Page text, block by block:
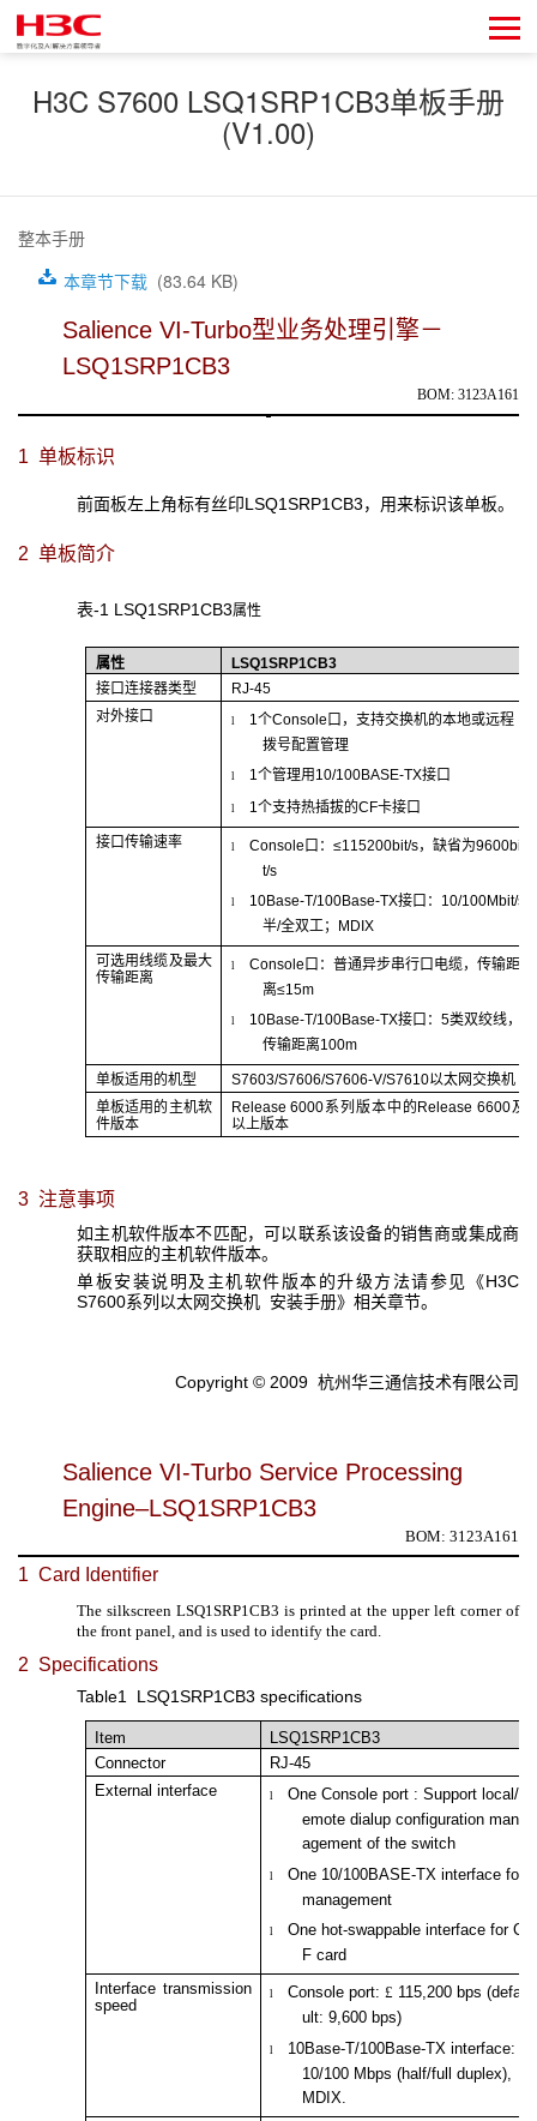
H3C S7600 LSQ1SRP1CB3单板手册
(V1.00)
整本手册
本章节下载 (83.64 KB)
Salience VI-Turbo型业务处理引擎－
LSQ1SRP1CB3
BOM: 3123A161
1 单板标识
前面板左上角标有丝印LSQ1SRP1CB3，用来标识该单板。
2 单板简介
表-1 LSQ1SRP1CB3属性
属性
LSQ1SRP1CB3
接口连接器类型
RJ-45
对外接口
l
1个Console口，支持交换机的本地或远程
拨号配置管理
l 1个管理用10/100BASE-TX接口
l 1个支持热插拔的CF卡接口
接口传输速率 l
Console口：≤115200bit/s，缺省为9600bi
t/s
l
10Base-T/100Base-TX接口：10/100Mbit/s
半/全双工；MDIX
可选用线缆及最大
传输距离
l
Console口：普通异步串行口电缆，传输距
离≤15m
l
10Base-T/100Base-TX接口：5类双绞线，
传输距离100m
单板适用的机型
S7603/S7606/S7606-V/S7610以太网交换机
单板适用的主机软
件版本
Release 6000系列版本中的Release 6600及
以上版本
3 注意事项
如主机软件版本不匹配，可以联系该设备的销售商或集成商
获取相应的主机软件版本。
单板安装说明及主机软件版本的升级方法请参见《H3C
S7600系列以太网交换机 安装手册》相关章节。
Copyright © 2009 杭州华三通信技术有限公司
Salience VI-Turbo Service Processing
Engine–LSQ1SRP1CB3
BOM: 3123A161
1 Card Identifier
The silkscreen LSQ1SRP1CB3 is printed at the upper left corner of
the front panel, and is used to identify the card.
2 Specifications
Table1 LSQ1SRP1CB3 specifications
Item
LSQ1SRP1CB3
Connector
RJ-45
External interface
l
One Console port : Support local/r
emote dialup configuration man
agement of the switch
l
One 10/100BASE-TX interface for
management
l
One hot-swappable interface for C
F card
Interface transmission
speed
l Console port:£ 115,200 bps (defa
ult: 9,600 bps)
l
10Base-T/100Base-TX interface:
10/100 Mbps (half/full duplex),
MDIX.